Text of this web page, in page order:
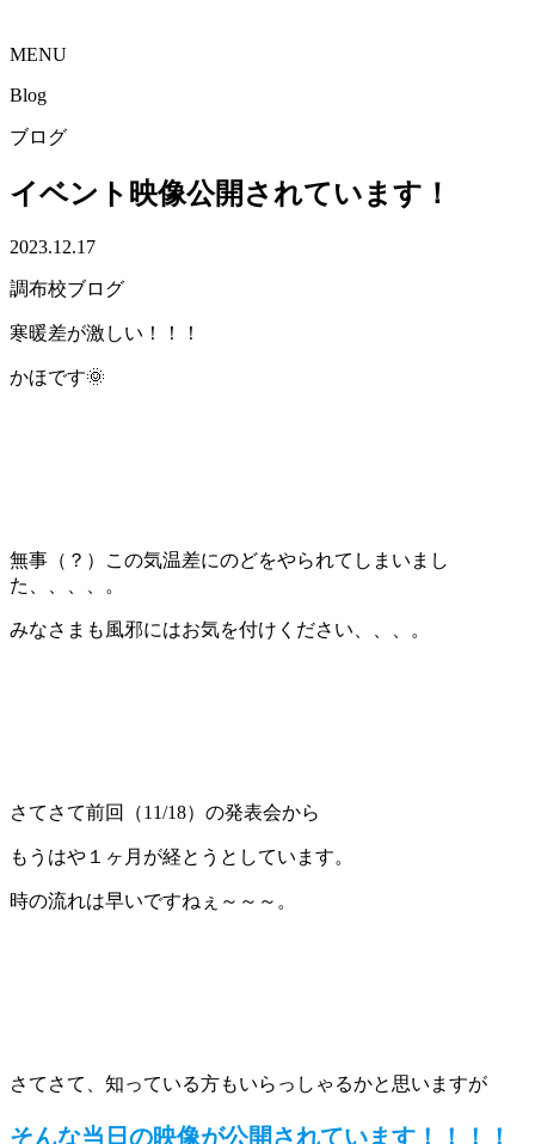
MENU
Blog
ブログ
イベント映像公開されています！
2023.12.17
調布校ブログ
寒暖差が激しい！！！
かほです🌞
無事（？）この気温差にのどをやられてしまいまし
た、、、、。
みなさまも風邪にはお気を付けください、、、。
さてさて前回（11/18）の発表会から
もうはや１ヶ月が経とうとしています。
時の流れは早いですねぇ～～～。
さてさて、知っている方もいらっしゃるかと思いますが
そんな当日の映像が公開されています！！！！